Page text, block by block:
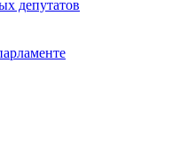
депутатов